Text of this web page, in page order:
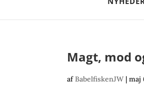
Magt, mod
afBabelfiskenJW |maj